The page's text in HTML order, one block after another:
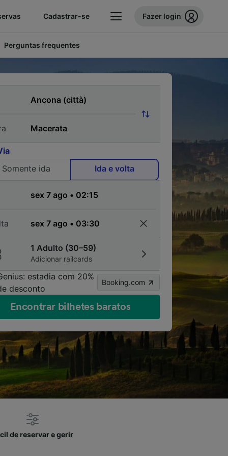
Cadastrar-se Fazer login
Perguntas frequentes
Somente ida
Ida e volta
1 Adulto (30–59)
Adicionar railcards
estadia com 20%
desconto
Booking.com
Encontrar bilhetes baratos
de reservar e gerir